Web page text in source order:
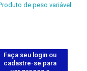
de peso variável
Faça seu login ou
cadastre-se para